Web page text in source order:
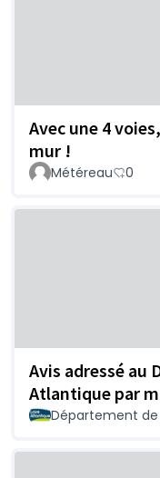
Avec une 4
mur !
Météreau 0
Avis adressé au
Atlantique par
Département